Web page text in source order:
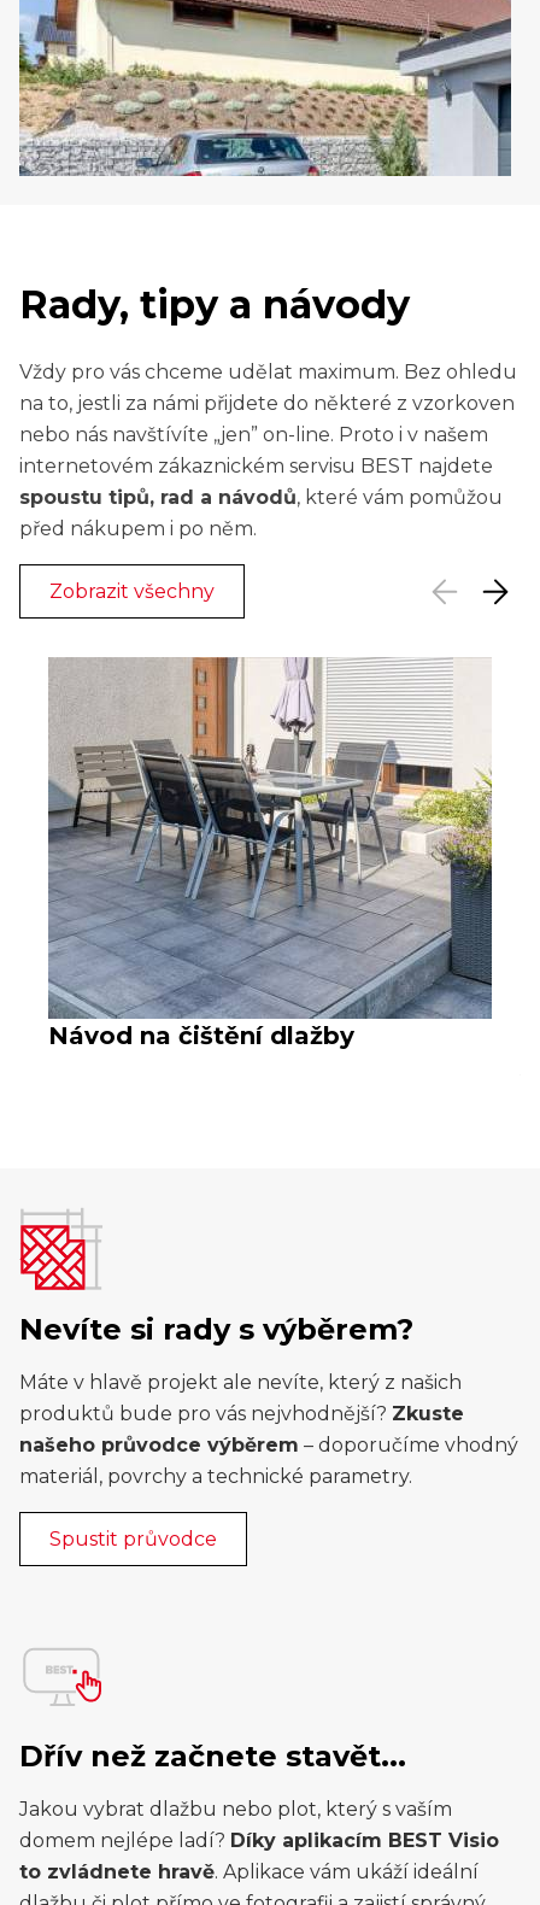
Rady, tipy a návody
Vždy pro vás chceme udělat maximum. Bez ohledu
na to, jestli za námi přijdete do některé z vzorkoven
nebo nás navštívíte „jen” on-line. Proto i v našem
internetovém zákaznickém servisu BEST najdete
spoustu tipů, rad a návodů, které vám pomůžou
před nákupem i po něm.
Zobrazit všechny
Návod na čištění dlažby
Nevíte si rady s výběrem?
Máte v hlavě projekt ale nevíte, který z našich
produktů bude pro vás nejvhodnější? Zkuste
našeho průvodce výběrem – doporučíme vhodný
materiál, povrchy a technické parametry.
Spustit průvodce
Dřív než začnete stavět...
Jakou vybrat dlažbu nebo plot, který s vaším
domem nejlépe ladí? Díky aplikacím BEST Visio
to zvládnete hravě. Aplikace vám ukáží ideální